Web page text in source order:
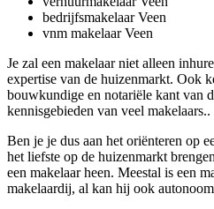
bedrijfsmakelaar Veen
vnm makelaar Veen
Je zal een makelaar niet alleen
expertise van de huizenmarkt. Ook
bouwkundige en notariële kant van
kennisgebieden van veel makelaars..
Ben je je dus aan het oriënteren op
het liefste op de huizenmarkt
een makelaar heen. Meestal is een
makelaardij, al kan hij ook